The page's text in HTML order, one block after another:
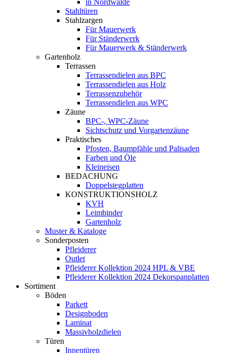
Stahltüren
Stahlzargen
Für Mauerwerk
Für Ständerwerk
Für Mauerwerk & Ständerwerk
Gartenholz
Terrassen
Terrassendielen aus BPC
Terrassendielen aus Holz
Terrassenzubehör
Terrassendielen aus WPC
Zäune
BPC-, WPC-Zäune
Sichtschutz und Vorgartenzäune
Praktisches
Pfosten, Baumpfähle und Palisaden
Farben und Öle
Kleineisen
BEDACHUNG
Doppelstegplatten
KONSTRUKTIONSHOLZ
KVH
Leimbinder
Gartenholz
Muster & Kataloge
Sonderposten
Pfleiderer
Outlet
Pfleiderer Kollektion 2024 HPL & VBE
Pfleiderer Kollektion 2024 Dekorspanplatten
Sortiment
Böden
Parkett
Designboden
Laminat
Massivholzdielen
Türen
Innentüren